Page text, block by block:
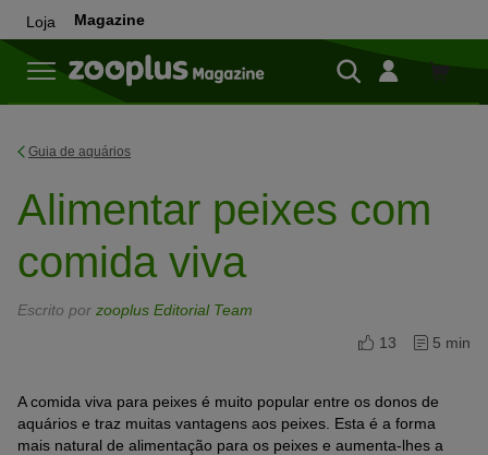
Loja Magazine
Loja
Guia de aquários
Alimentar peixes com
comida viva
Escrito por zooplus Editorial Team
13
5 min
A comida viva para peixes é muito popular entre os donos de
aquários e traz muitas vantagens aos peixes. Esta é a forma
mais natural de alimentação para os peixes e aumenta-lhes a